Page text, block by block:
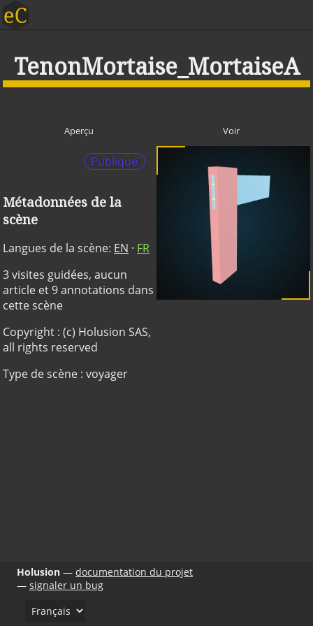
TenonMortaise_MortaiseA
Aperçu Voir
Publique
Métadonnées de la
scène
Langues de la scène: EN · FR
3 visites guidées, aucun
article et 9 annotations dans
cette scène
Copyright : (c) Holusion SAS,
all rights reserved
Type de scène : voyager
Holusion
documentation du projet
signaler un bug